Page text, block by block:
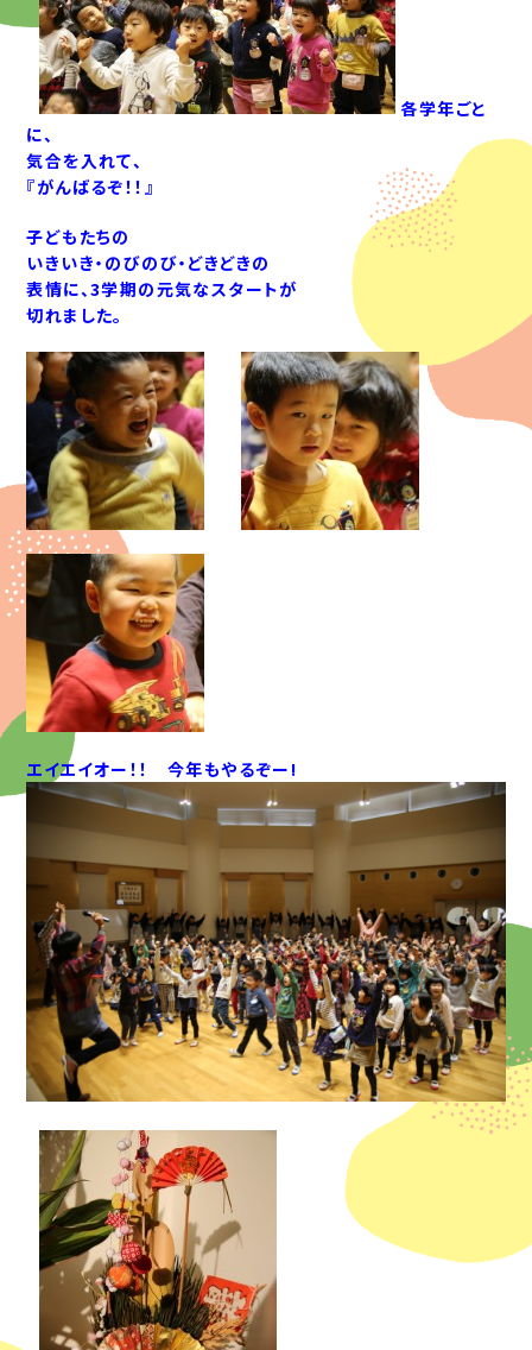
各学年ごと
に、
気合を入れて、
『がんばるぞ！！』
子どもたちの
いきいき・のびのび・どきどきの
表情に、3学期の元気なスタートが
切れました。
エイエイオー！！ 今年もやるぞー!